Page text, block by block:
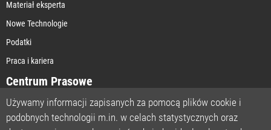
Materiał eksperta
Nowe Technologie
Podatki
Praca i kariera
Centrum Prasowe
STRONA GŁÓWNA
Używamy informacji zapisanych za pomocą plików cookie i
podobnych technologii m.in. w celach statystycznych oraz